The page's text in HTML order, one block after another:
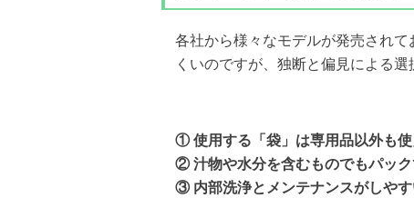
各社から様々なモデルが発売され
くいのですが、独断と偏見による選
① 使用する「袋」は専用品以外も使
② 汁物や水分を含むものでもパッ
③ 内部洗浄とメンテナンスがしや